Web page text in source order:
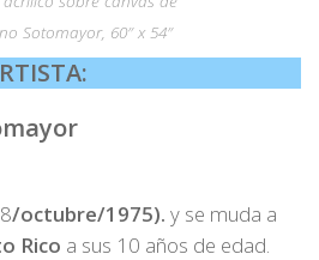
Sotomayor, 60″ x 54″
8/octubre/1975). y se muda a
Rico a sus 10 años de edad.